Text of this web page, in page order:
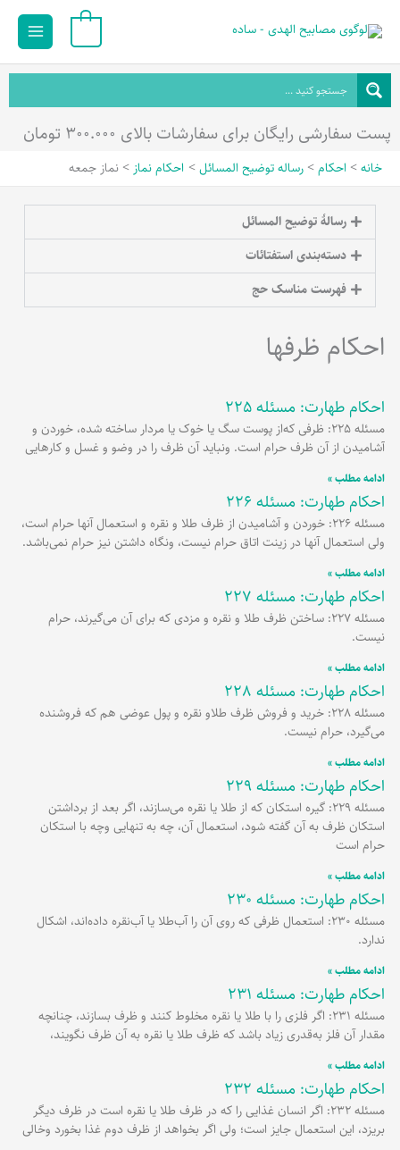
محتوا
Main
پست سفارشی رایگان برای سفارشات بالای ۳۰۰.۰۰۰ تومان
خانه احکام رساله توضیح المسائل احکام نماز نماز جمعه
رسالۀ توضیح المسائل
دسته‌بندی استفتائات
فهرست مناسک حج
احکام ظرفها
احکام طهارت: مسئله 225
مسئله 225: ظرفی که‌از پوست سگ یا خوک یا مردار ساخته شده، خوردن و
آشامیدن از آن ظرف حرام است. ونباید آن ظرف را در وضو و غسل و کارهایی
ادامه مطلب »
احکام طهارت: مسئله 226
مسئله 226: خوردن و آشامیدن از ظرف طلا و نقره و استعمال آنها حرام است،
ولی استعمال آنها در زینت اتاق حرام نیست، ونگاه داشتن نیز حرام نمی‌باشد.
ادامه مطلب »
احکام طهارت: مسئله 227
مسئله 227: ساختن ظرف طلا و نقره و مزدی که برای آن می‌گیرند، حرام
نیست.
ادامه مطلب »
احکام طهارت: مسئله 228
مسئله 228: خرید و فروش ظرف طلاو نقره و پول عوضی هم که فروشنده
می‌گیرد، حرام نیست.
ادامه مطلب »
احکام طهارت: مسئله 229
مسئله 229: گیره استکان که از طلا یا نقره می‌سازند، اگر بعد از برداشتن
استکان ظرف به آن گفته شود، استعمال آن، چه به تنهایی وچه با استکان
حرام است
ادامه مطلب »
احکام طهارت: مسئله 230
مسئله 230: استعمال ظرفی که روی آن را آب‌طلا یا آب‌نقره داده‌اند، اشکال
ندارد.
ادامه مطلب »
احکام طهارت: مسئله 231
مسئله 231: اگر فلزی را با طلا یا نقره مخلوط کنند و ظرف بسازند، چنانچه
مقدار آن فلز به‌قدری زیاد باشد که ظرف طلا یا نقره به آن ظرف نگویند،
ادامه مطلب »
احکام طهارت: مسئله 232
مسئله 232: اگر انسان غذایی را که در ظرف طلا یا نقره است در ظرف دیگر
بریزد، این استعمال جایز است؛ ولی اگر بخواهد از ظرف دوم غذا بخورد وخالی